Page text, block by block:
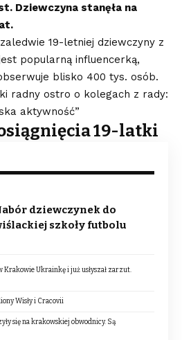
Dziewczyna stanęła na
19-letniej dziewczyny z
popularną influencerką,
blisko 400 tys. osób.
radny ostro o kolegach z rady:
aktywność”
19-latki
dziewczynek do
szkoły futbolu
Krakowie Ukrainkę i już usłyszał zarzut.
Wisły i Cracovii
się na krakowskiej obwodnicy. Są